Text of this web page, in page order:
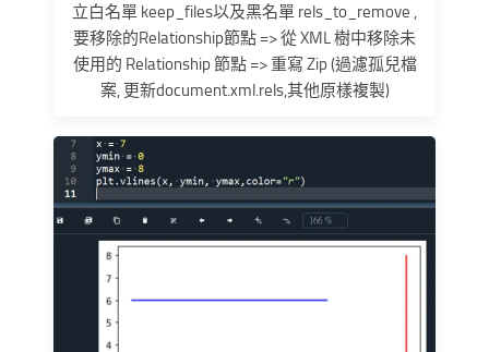
立白名單 keep_files以及黑名單 rels_to_remove ,
要移除的Relationship節點 => 從 XML 樹中移除未
使用的 Relationship 節點 => 重寫 Zip (過濾孤兒檔
案, 更新document.xml.rels,其他原樣複製)